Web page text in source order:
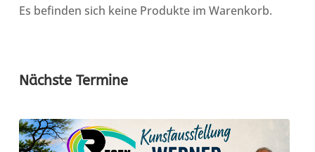
Es befinden sich keine Produkte im Warenkorb.
Nächste Termine